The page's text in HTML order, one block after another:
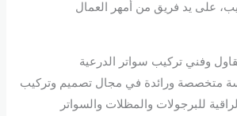
على يد فريق من أمهر العمال
وفني تركيب سواتر الدرعية
متخصصة ورائدة في مجال تصميم وتركيب
للبرجولات والمظلات والسواتر